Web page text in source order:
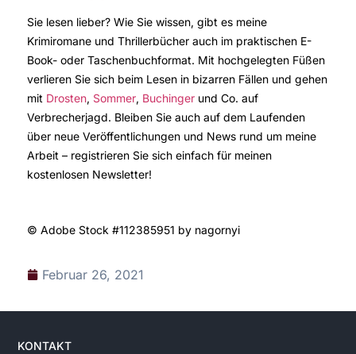
Sie lesen lieber? Wie Sie wissen, gibt es meine
Krimiromane und Thrillerbücher auch im praktischen E-
Book- oder Taschenbuchformat. Mit hochgelegten Füßen
verlieren Sie sich beim Lesen in bizarren Fällen und gehen
mit Drosten, Sommer, Buchingerund Co. auf
Verbrecherjagd. Bleiben Sie auch auf dem Laufenden
über neue Veröffentlichungen und News rund um meine
Arbeit – registrieren Sie sich einfach für meinen
kostenlosen Newsletter!
© Adobe Stock #112385951 by nagornyi
Februar 26, 2021
KONTAKT